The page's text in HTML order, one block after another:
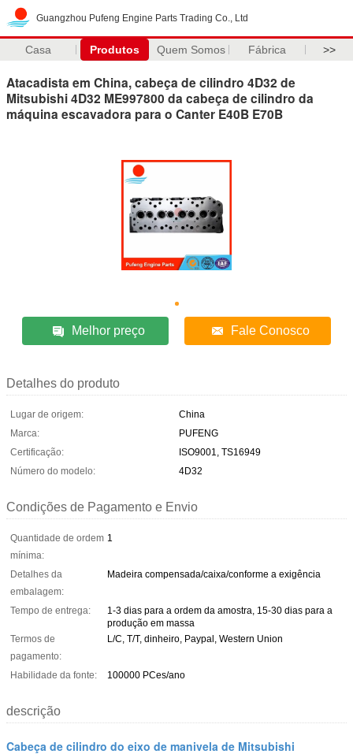
Guangzhou Pufeng Engine Parts Trading Co., Ltd
Casa Produtos Quem Somos Fábrica >>
Atacadista em China, cabeça de cilindro 4D32 de
Mitsubishi 4D32 ME997800 da cabeça de cilindro da
máquina escavadora para o Canter E40B E70B
Melhor preço Fale Conosco
Detalhes do produto
Lugar de origem:
China
Marca:
PUFENG
Certificação:
ISO9001, TS16949
Número do modelo:
4D32
Condições de Pagamento e Envio
Quantidade de ordem
mínima:
1
Detalhes da
embalagem:
Madeira compensada/caixa/conforme a exigência
Tempo de entrega:
1-3 dias para a ordem da amostra, 15-30 dias para a
produção em massa
Termos de
pagamento:
L/C, T/T, dinheiro, Paypal, Western Union
Habilidade da fonte: 100000 PCes/ano
descrição
Cabeça de cilindro do eixo de manivela de Mitsubishi